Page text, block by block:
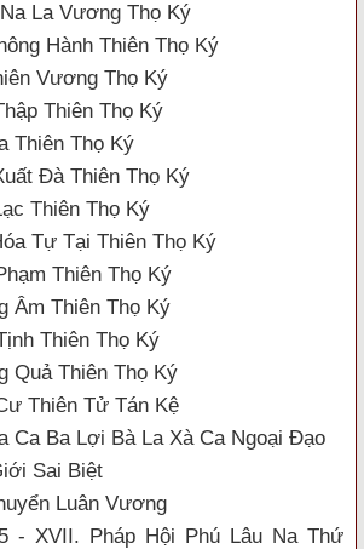
La Vương Thọ Ký
Hành Thiên Thọ Ký
Vương Thọ Ký
Thiên Thọ Ký
Thiên Thọ Ký
Đà Thiên Thọ Ký
Thiên Thọ Ký
Tự Tại Thiên Thọ Ký
Thiên Thọ Ký
Âm Thiên Thọ Ký
Thiên Thọ Ký
Quả Thiên Thọ Ký
Thiên Tử Tán Kệ
Ca Ba Lợi Bà La Xà Ca Ngoại Đạo
Sai Biệt
Luân Vương
- XVII. Pháp Hội Phú Lâu Na Thứ